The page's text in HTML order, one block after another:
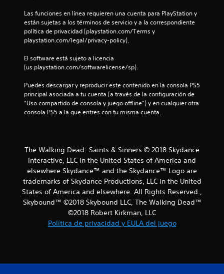
l
e
n
n
t
o
t
Las funciones en línea requieren una cuenta para PlayStation y
están sujetas a los términos de servicio y a la correspondiente
política de privacidad (playstation.com/Terms y
playstation.com/legal/privacy-policy).
El software está sujeto a licencia
(us.playstation.com/softwarelicense/sp).
Puedes descargar y reproducir este contenido en la consola PS5
principal asociada a tu cuenta (a través de la configuración de
“Uso compartido de consola y juego offline”) y en cualquier otra
consola PS5 a la que entres con tu misma cuenta.
The Walking Dead: Saints & Sinners © 2018 Skydance
Interactive, LLC in the United States of America and
elsewhere Skydance™ and the Skydance™ Logo are
trademarks of Skydance Productions, LLC in the United
States of America and elsewhere. All Rights Reserved.,
Skybound™ ©2018 Skybound LLC, The Walking Dead™
©2018 Robert Kirkman, LLC
Política de privacidad y EULA del juego